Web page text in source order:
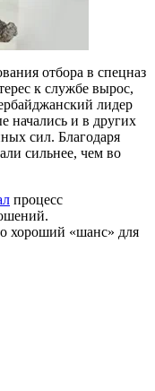
отбора в спецназ
к службе вырос,
лидер
начались и в других
сил. Благодаря
сильнее, чем во
процесс
хороший «шанс» для